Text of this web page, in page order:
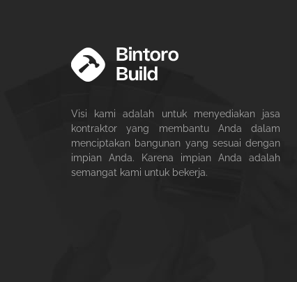
Visi kami adalah untuk menyediakan jasa
kontraktor yang membantu Anda dalam
menciptakan bangunan yang sesuai dengan
impian Anda. Karena impian Anda adalah
semangat kami untuk bekerja.